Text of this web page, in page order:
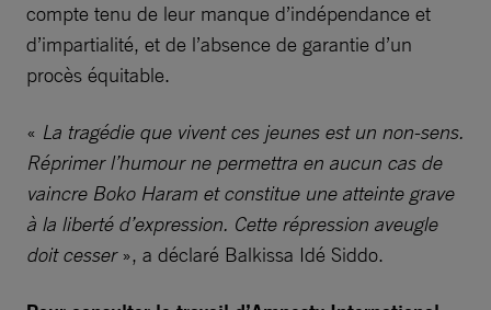
compte tenu de leur manque d’indépendance et
d’impartialité, et de l’absence de garantie d’un
procès équitable.
« La tragédie que vivent ces jeunes est un non-sens.
Réprimer l’humour ne permettra en aucun cas de
vaincre Boko Haram et constitue une atteinte grave
à la liberté d’expression. Cette répression aveugle
doit cesser», a déclaré Balkissa Idé Siddo.